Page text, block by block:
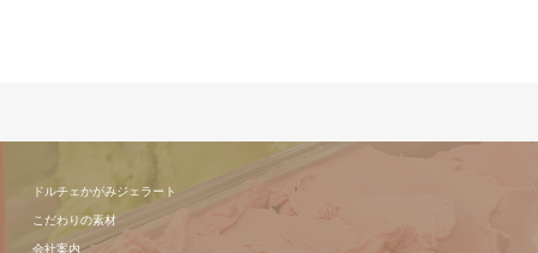
ドルチェかがみジェラート
こだわりの素材
会社案内